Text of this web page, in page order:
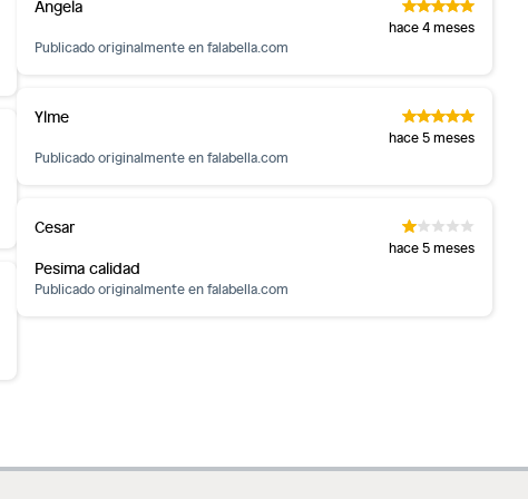
Angela
hace 4 meses
Publicado originalmente enfalabella.com
Ylme
hace 5 meses
Publicado originalmente enfalabella.com
Cesar
hace 5 meses
Pesima calidad
Publicado originalmente enfalabella.com